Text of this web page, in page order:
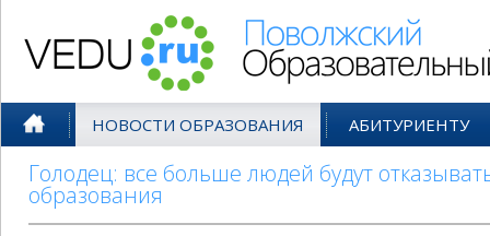
НОВОСТИ ОБРАЗОВАНИЯ АБИТУРИЕНТУ
Голодец: все больше людей будут
образования